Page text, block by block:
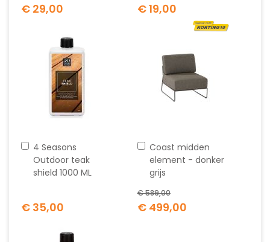
€ 29,00 € 19,00
4 Seasons
Outdoor teak
shield 1000 ML
€ 35,00
In
winkelwagen
Coast midden
element - donker
grijs
Special
Price
€ 499,00
€ 589,00
In
winkelwagen